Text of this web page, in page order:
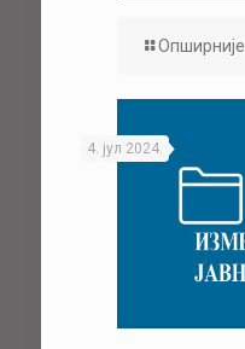
Опширније
4. јул 2024.